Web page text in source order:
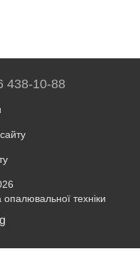
438-10-88
опалювальної техніки